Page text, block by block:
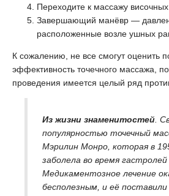
Переходите к массажу височных
Завершающий манёвр —
расположенные возле ушных
К сожалению, не все смогут оценить
эффективность точечного массажа,
проведения имеется целый ряд
Из жизни знаменитостей .
популярностью точечный
Мэрилин Монро, которая в
заболела во время гастролей
Медикаментозное лечение
бесполезным, и её поставили